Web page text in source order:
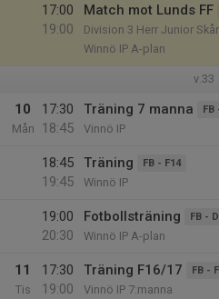
17:00
19:00
Match mot Lunds FF
Division 3 Herr Junior
Winnö IP A-plan
v.33
10
Mån
17:30
18:45
Träning 7 manna FB
Vinnö IP
18:45
19:45
Träning FB - F14
Winnö IP
19:00
20:30
Fotbollsträning FB -
Winnö IP A-plan
11
Tis
17:30
19:00
Träning F16/17 FB -
Vinnö IP 7:manna